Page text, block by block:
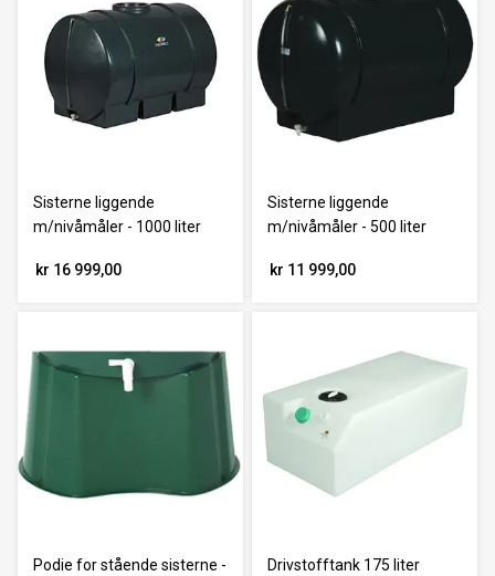
Sisterne liggende
m/nivåmåler - 1000 liter
kr 16 999,00
Sisterne liggende
m/nivåmåler - 500 liter
kr 11 999,00
Podie for stående sisterne -
Drivstofftank 175 liter